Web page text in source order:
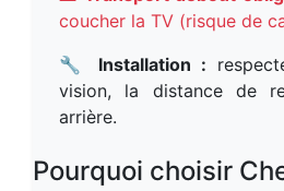
coucher la TV (risque de
🔧 Installation :
vision, la distance de
arrière.
Pourquoi choisir